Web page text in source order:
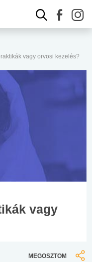
vagy orvosi kezelés?
vagy
MEGOSZTOM